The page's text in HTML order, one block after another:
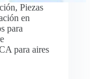
, Piezas
en
para
para aires